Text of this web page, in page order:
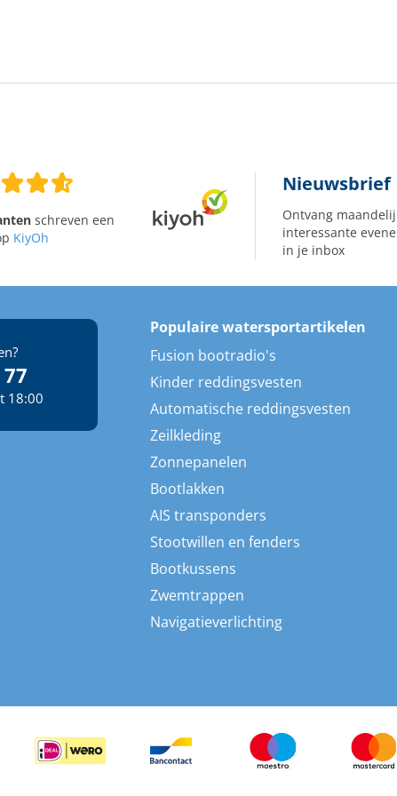
schreven een
KiyOh
Nieuwsbrief
Ontvang
interessante
in je inbox
18:00
Populaire watersportartikelen
Fusion bootradio's
Kinder reddingsvesten
Automatische reddingsvesten
Zeilkleding
Zonnepanelen
Bootlakken
AIS transponders
Stootwillen en fenders
Bootkussens
Zwemtrappen
Navigatieverlichting